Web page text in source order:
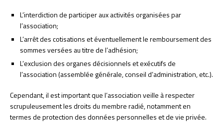
L’interdiction de participer aux activités organisées par
l’association;
L’arrêt des cotisations et éventuellement le remboursement des
sommes versées au titre de l’adhésion;
L’exclusion des organes décisionnels et exécutifs de
l’association (assemblée générale, conseil d’administration, etc.).
Cependant, il est important que l’association veille à respecter
scrupuleusement les droits du membre radié, notamment en
termes de protection des données personnelles et de vie privée.